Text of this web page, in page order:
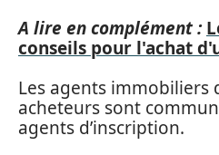
A lire en complément :
conseils pour l'achat
Les agents immobiliers
acheteurs sont
agents d’inscription.